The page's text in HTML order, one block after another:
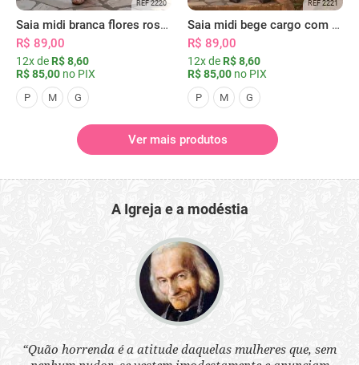
REF 2220
Saia midi branca flores rosas com bolsos
R$ 89,00
12x de R$ 8,60
R$ 85,00 no PIX
P M G
REF 2221
Saia midi bege cargo com bolsos
R$ 89,00
12x de R$ 8,60
R$ 85,00 no PIX
P M G
Ver mais produtos
A Igreja e a modéstia
“Quão horrenda é a atitude daquelas mulheres que, sem